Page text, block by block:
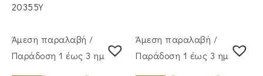
20355Y
Άμεση παραλαβή /
Παράδoση 1 έως 3 ημέρες
Άμεση παραλαβή /
Παράδoση 1 έως 3 ημέρες